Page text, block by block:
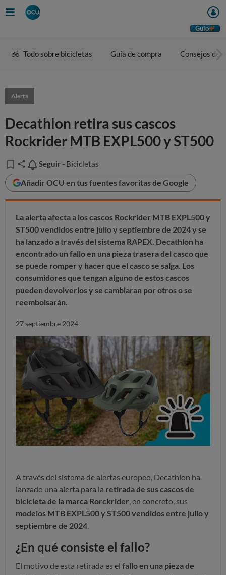
Guio
Todo sobre bicicletas Guía de compra Consejos de
Alerta
Decathlon retira sus cascos
Rockrider MTB EXPL500 y ST500
Seguir
Seguir - Bicicletas
Añadir OCU en tus fuentes favoritas de Google
La alerta afecta a los cascos Rockrider MTB EXPL500 y
ST500 vendidos entre julio y septiembre de 2024y se
ha lanzado a través del sistema RAPEX. Decathlon ha
encontrado un fallo en una pieza trasera del casco que
se puede romper y hacer que el casco se salga. Los
consumidores que tengan alguno de estos cascos
pueden devolverlos y se cambiaran por otros o se
reembolsarán.
27 septiembre 2024
A través del sistema de alertas europeo, Decathlon ha
lanzado una alerta para la retirada de sus cascos de
bicicleta de la marca Rorckrider , en concreto, sus
modelos MTB EXPL500 y ST500 vendidos entre julio y
septiembre de 2024
¿En qué consiste el fallo?
El motivo de esta retirada es el fallo en una pieza de